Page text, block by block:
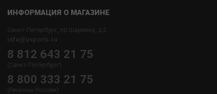
ИНФОРМАЦИЯ О МАГАЗИНЕ
Санкт-Петербург, пр.Шаумяна, д.2
info@usports.ru
8 812 643 21 75
(Санкт-Петербург)
8 800 333 21 75
(Регионы России)